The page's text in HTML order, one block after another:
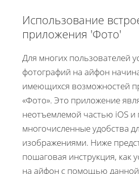
Использование
приложения 'Фото'
Для многих пользователей
фотографий на айфон
имеющихся возможностей
«Фото». Это приложение
неотъемлемой частью iOS и
многочисленные удобства
изображениями. Ниже
пошаговая инструкция, как
на айфон с помощью